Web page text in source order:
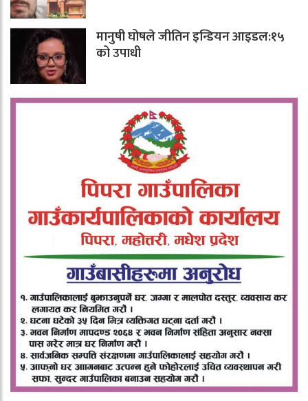
मानुषी घोषले जीतिन इन्डियन आइडल:१५
को उपाधी